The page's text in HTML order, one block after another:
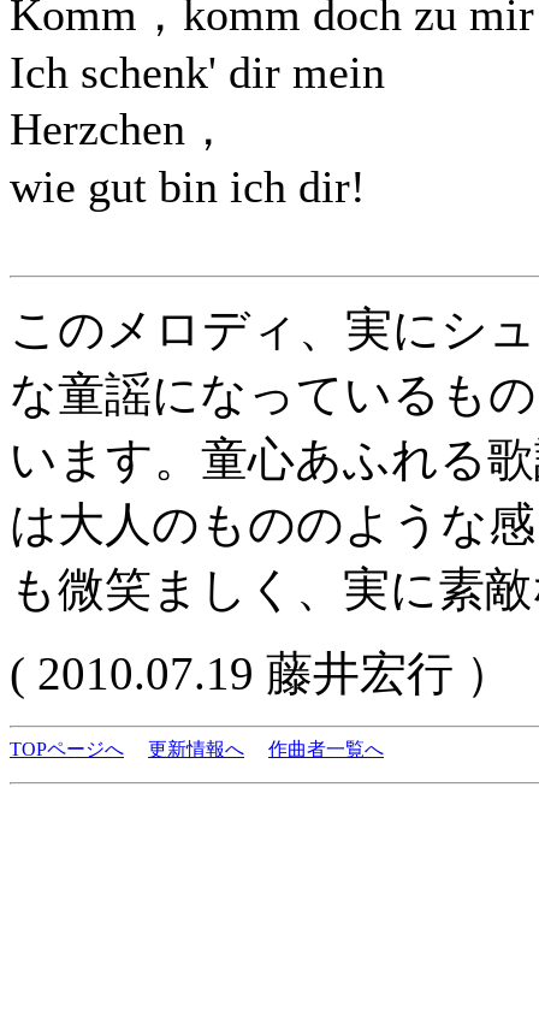
Komm，komm doch zu
Ich schenk' dir mein
Herzchen，
wie gut bin ich dir!
このメロディ、実にシ
な童謡になっているも
います。童心あふれる
は大人のもののような
も微笑ましく、実に素
( 2010.07.19 藤井宏行 ）
TOPページへ 更新情報へ 作曲者一覧へ